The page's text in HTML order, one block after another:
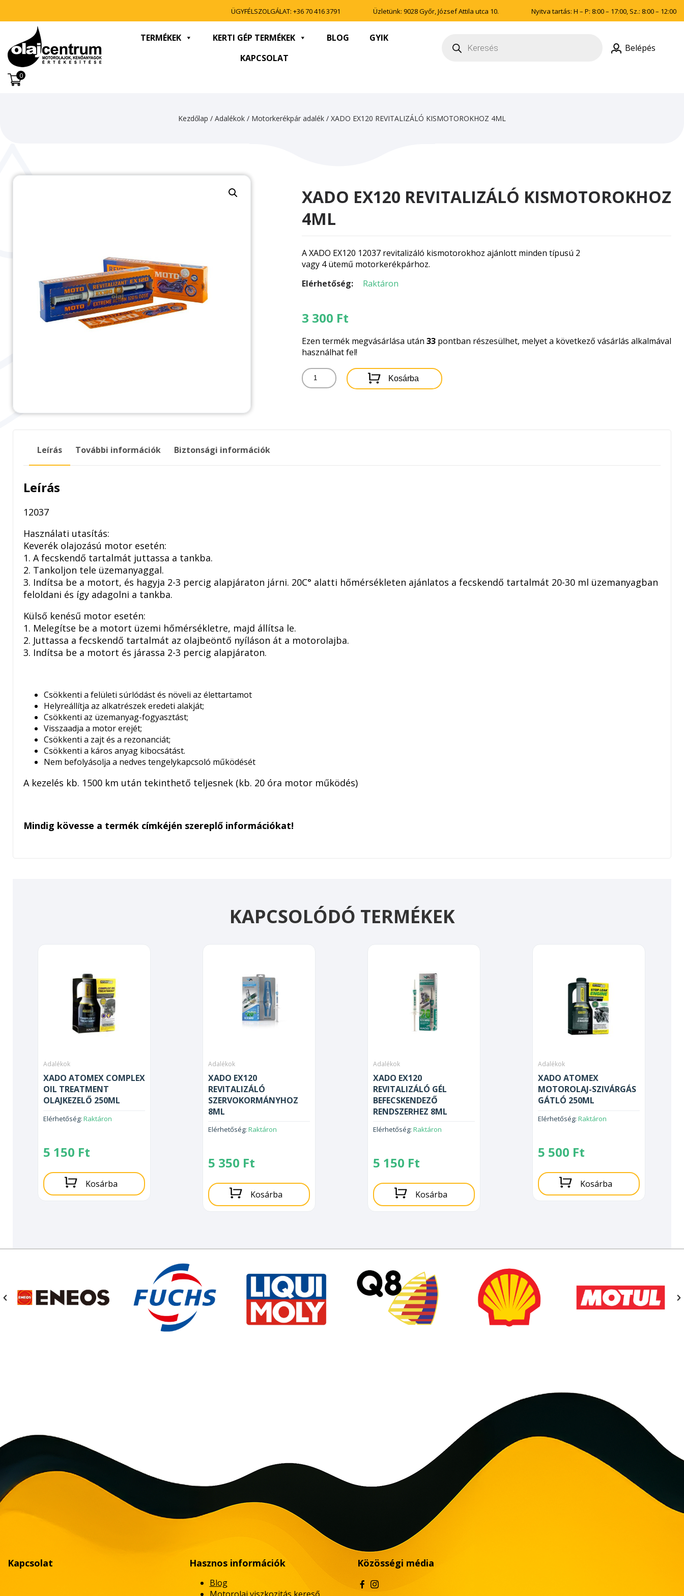
ÜGYFÉLSZOLGÁLAT: +36 70 416 3791 Üzletünk: 9028 Győr, József Attila utca 10. Nyitva tartás: H – P: 8:00 – 17:00, Sz.: 8:00 – 12:00
TERMÉKEK KERTI GÉP TERMÉKEK BLOG
GYIK
KAPCSOLAT
search Belépés
0
Kezdőlap / Adalékok / Motorkerékpár adalék / XADO EX120 REVITALIZÁLÓ KISMOTOROKHOZ 4ML
XADO EX120 REVITALIZÁLÓ KISMOTOROKHOZ
4ML
A XADO EX120 12037 revitalizáló kismotorokhoz ajánlott minden típusú 2
vagy 4 ütemű motorkerékpárhoz.
Elérhetőség:
Raktáron
3 300 Ft
Ezen termék megvásárlása után 33pontban részesülhet, melyet a következő vásárlás alkalmával
használhat fel!
XADO
EX120
Kosárba
Leírás További információk Biztonsági információk
Leírás
12037
Használati utasítás:
Keverék olajozású motor esetén:
1. A fecskendő tartalmát juttassa a tankba.
2. Tankoljon tele üzemanyaggal.
3. Indítsa be a motort, és hagyja 2-3 percig alapjáraton járni. 20C° alatti hőmérsékleten ajánlatos a fecskendő tartalmát 20-30 ml üzemanyagban
feloldani és így adagolni a tankba.
Külső kenésű motor esetén:
1. Melegítse be a motort üzemi hőmérsékletre, majd állítsa le.
2. Juttassa a fecskendő tartalmát az olajbeöntő nyíláson át a motorolajba.
3. Indítsa be a motort és járassa 2-3 percig alapjáraton.
Csökkenti a felületi súrlódást és növeli az élettartamot
Helyreállítja az alkatrészek eredeti alakját;
Csökkenti az üzemanyag-fogyasztást;
Visszaadja a motor erejét;
Csökkenti a zajt és a rezonanciát;
Csökkenti a káros anyag kibocsátást.
Nem befolyásolja a nedves tengelykapcsoló működését
A kezelés kb. 1500 km után tekinthető teljesnek (kb. 20 óra motor működés)
Mindig kövesse a termék címkéjén szereplő információkat!
KAPCSOLÓDÓ TERMÉKEK
Adalékok
XADO ATOMEX COMPLEX
OIL TREATMENT
OLAJKEZELŐ 250ML
Elérhetőség: Raktáron
5 150 Ft
Kosárba
Adalékok
XADO EX120
REVITALIZÁLÓ
SZERVOKORMÁNYHOZ
8ML
Elérhetőség: Raktáron
5 350 Ft
Kosárba
Adalékok
XADO EX120
REVITALIZÁLÓ GÉL
BEFECSKENDEZŐ
RENDSZERHEZ 8ML
Elérhetőség: Raktáron
5 150 Ft
Kosárba
Adalékok
XADO ATOMEX
MOTOROLAJ-SZIVÁRGÁS
GÁTLÓ 250ML
Elérhetőség: Raktáron
5 500 Ft
Kosárba
Kapcsolat Hasznos információk
Blog
Közösségi média